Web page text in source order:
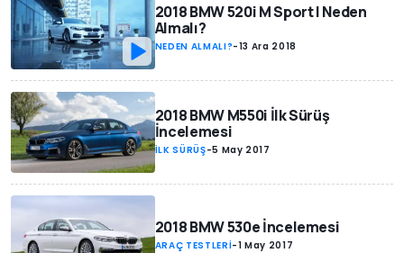
2018 BMW 520i M Sport | Neden
Almalı?
NEDEN ALMALI?-13 Ara 2018
2018 BMW M550i İlk Sürüş
İncelemesi
İLK SÜRÜŞ-5 May 2017
2018 BMW 530e İncelemesi
ARAÇ TESTLERİ-1 May 2017